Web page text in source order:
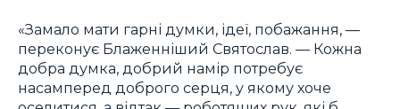
«Замало мати гарні думки, ідеї, побажання, —
переконує Блаженніший Святослав. — Кожна
добра думка, добрий намір потребує
насамперед доброго серця, у якому хоче